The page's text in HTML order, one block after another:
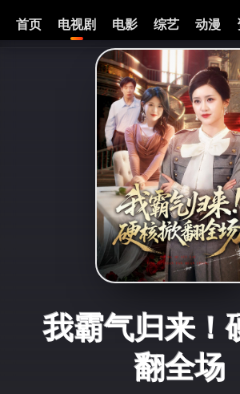
首页 电视剧 电影 综艺 动漫
我霸气归来！
翻全场